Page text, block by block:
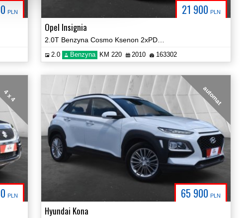
PLN 21 900 PLN
Opel Insignia
2.0T Benzyna Cosmo Ksenon 2xPDC Certyfikat Prezentacja Video!
2.0 Benzyna KM 220 2010 163302
PLN
4 x 4
65 900 PLN
automat
Hyundai Kona